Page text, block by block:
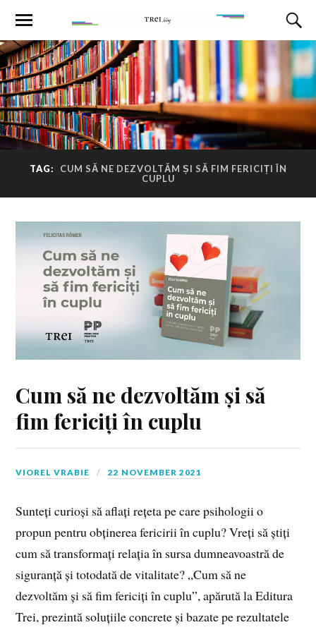
TAG:
CUM SĂ NE DEZVOLTĂM ȘI SĂ FIM FERICIȚI ÎN
CUPLU
Cum să ne dezvoltăm și să
fim fericiți în cuplu
VIOREL VRABIE 22 NOVEMBER 2021
Sunteți curioși să aflați rețeta pe care psihologii o
propun pentru obținerea fericirii în cuplu? Vreți să știți
cum să transformați relația în sursa dumneavoastră de
siguranță și totodată de vitalitate? „Cum să ne
dezvoltăm și să fim fericiți în cuplu”, apărută la Editura
Trei, prezintă soluțiile concrete și bazate pe rezultatele